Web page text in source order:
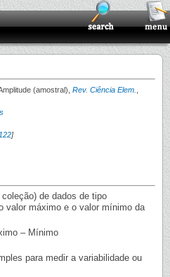
(amostral), Rev. Ciência Elem.
]
de dados de tipo
valor máximo e o valor mínimo da
– Mínimo
para medir a variabilidade ou